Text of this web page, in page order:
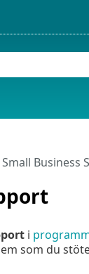
Small Business
i
som du